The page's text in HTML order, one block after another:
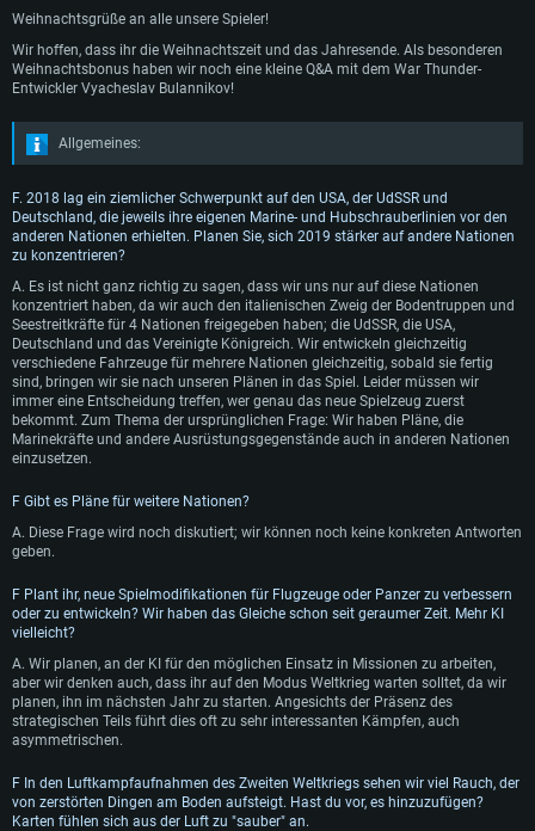
Weihnachtsgrüße an alle unsere Spieler!
Wir hoffen, dass ihr die Weihnachtszeit und das Jahresende. Als besonderen
Weihnachtsbonus haben wir noch eine kleine Q&A mit dem War Thunder-
Entwickler Vyacheslav Bulannikov!
Allgemeines:
F. 2018 lag ein ziemlicher Schwerpunkt auf den USA, der UdSSR und
Deutschland, die jeweils ihre eigenen Marine- und Hubschrauberlinien vor den
anderen Nationen erhielten. Planen Sie, sich 2019 stärker auf andere Nationen
zu konzentrieren?
A. Es ist nicht ganz richtig zu sagen, dass wir uns nur auf diese Nationen
konzentriert haben, da wir auch den italienischen Zweig der Bodentruppen und
Seestreitkräfte für 4 Nationen freigegeben haben; die UdSSR, die USA,
Deutschland und das Vereinigte Königreich. Wir entwickeln gleichzeitig
verschiedene Fahrzeuge für mehrere Nationen gleichzeitig, sobald sie fertig
sind, bringen wir sie nach unseren Plänen in das Spiel. Leider müssen wir
immer eine Entscheidung treffen, wer genau das neue Spielzeug zuerst
bekommt. Zum Thema der ursprünglichen Frage: Wir haben Pläne, die
Marinekräfte und andere Ausrüstungsgegenstände auch in anderen Nationen
einzusetzen.
F Gibt es Pläne für weitere Nationen?
A. Diese Frage wird noch diskutiert; wir können noch keine konkreten Antworten
geben.
F Plant ihr, neue Spielmodifikationen für Flugzeuge oder Panzer zu verbessern
oder zu entwickeln? Wir haben das Gleiche schon seit geraumer Zeit. Mehr KI
vielleicht?
A. Wir planen, an der KI für den möglichen Einsatz in Missionen zu arbeiten,
aber wir denken auch, dass ihr auf den Modus Weltkrieg warten solltet, da wir
planen, ihn im nächsten Jahr zu starten. Angesichts der Präsenz des
strategischen Teils führt dies oft zu sehr interessanten Kämpfen, auch
asymmetrischen.
F In den Luftkampfaufnahmen des Zweiten Weltkriegs sehen wir viel Rauch, der
von zerstörten Dingen am Boden aufsteigt. Hast du vor, es hinzuzufügen?
Karten fühlen sich aus der Luft zu "sauber" an.